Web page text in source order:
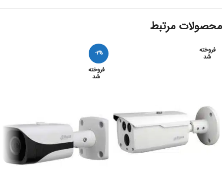
محصولات مرتبط
فروخته
شد -2%
فروخته
شد